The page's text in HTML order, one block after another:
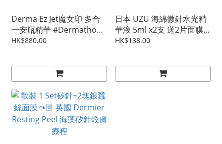
Derma Ez Jet魔女印 多合
一安瓶精華 #Dermathod
一星期一次踢走痘痘紅印！
膜及1片頸膜)
HK$880.00
日本 UZU 海綿微針水光精
華液 5ml x2支 送2片面膜
(1套有2支海綿針+2片UZU
HK$138.00